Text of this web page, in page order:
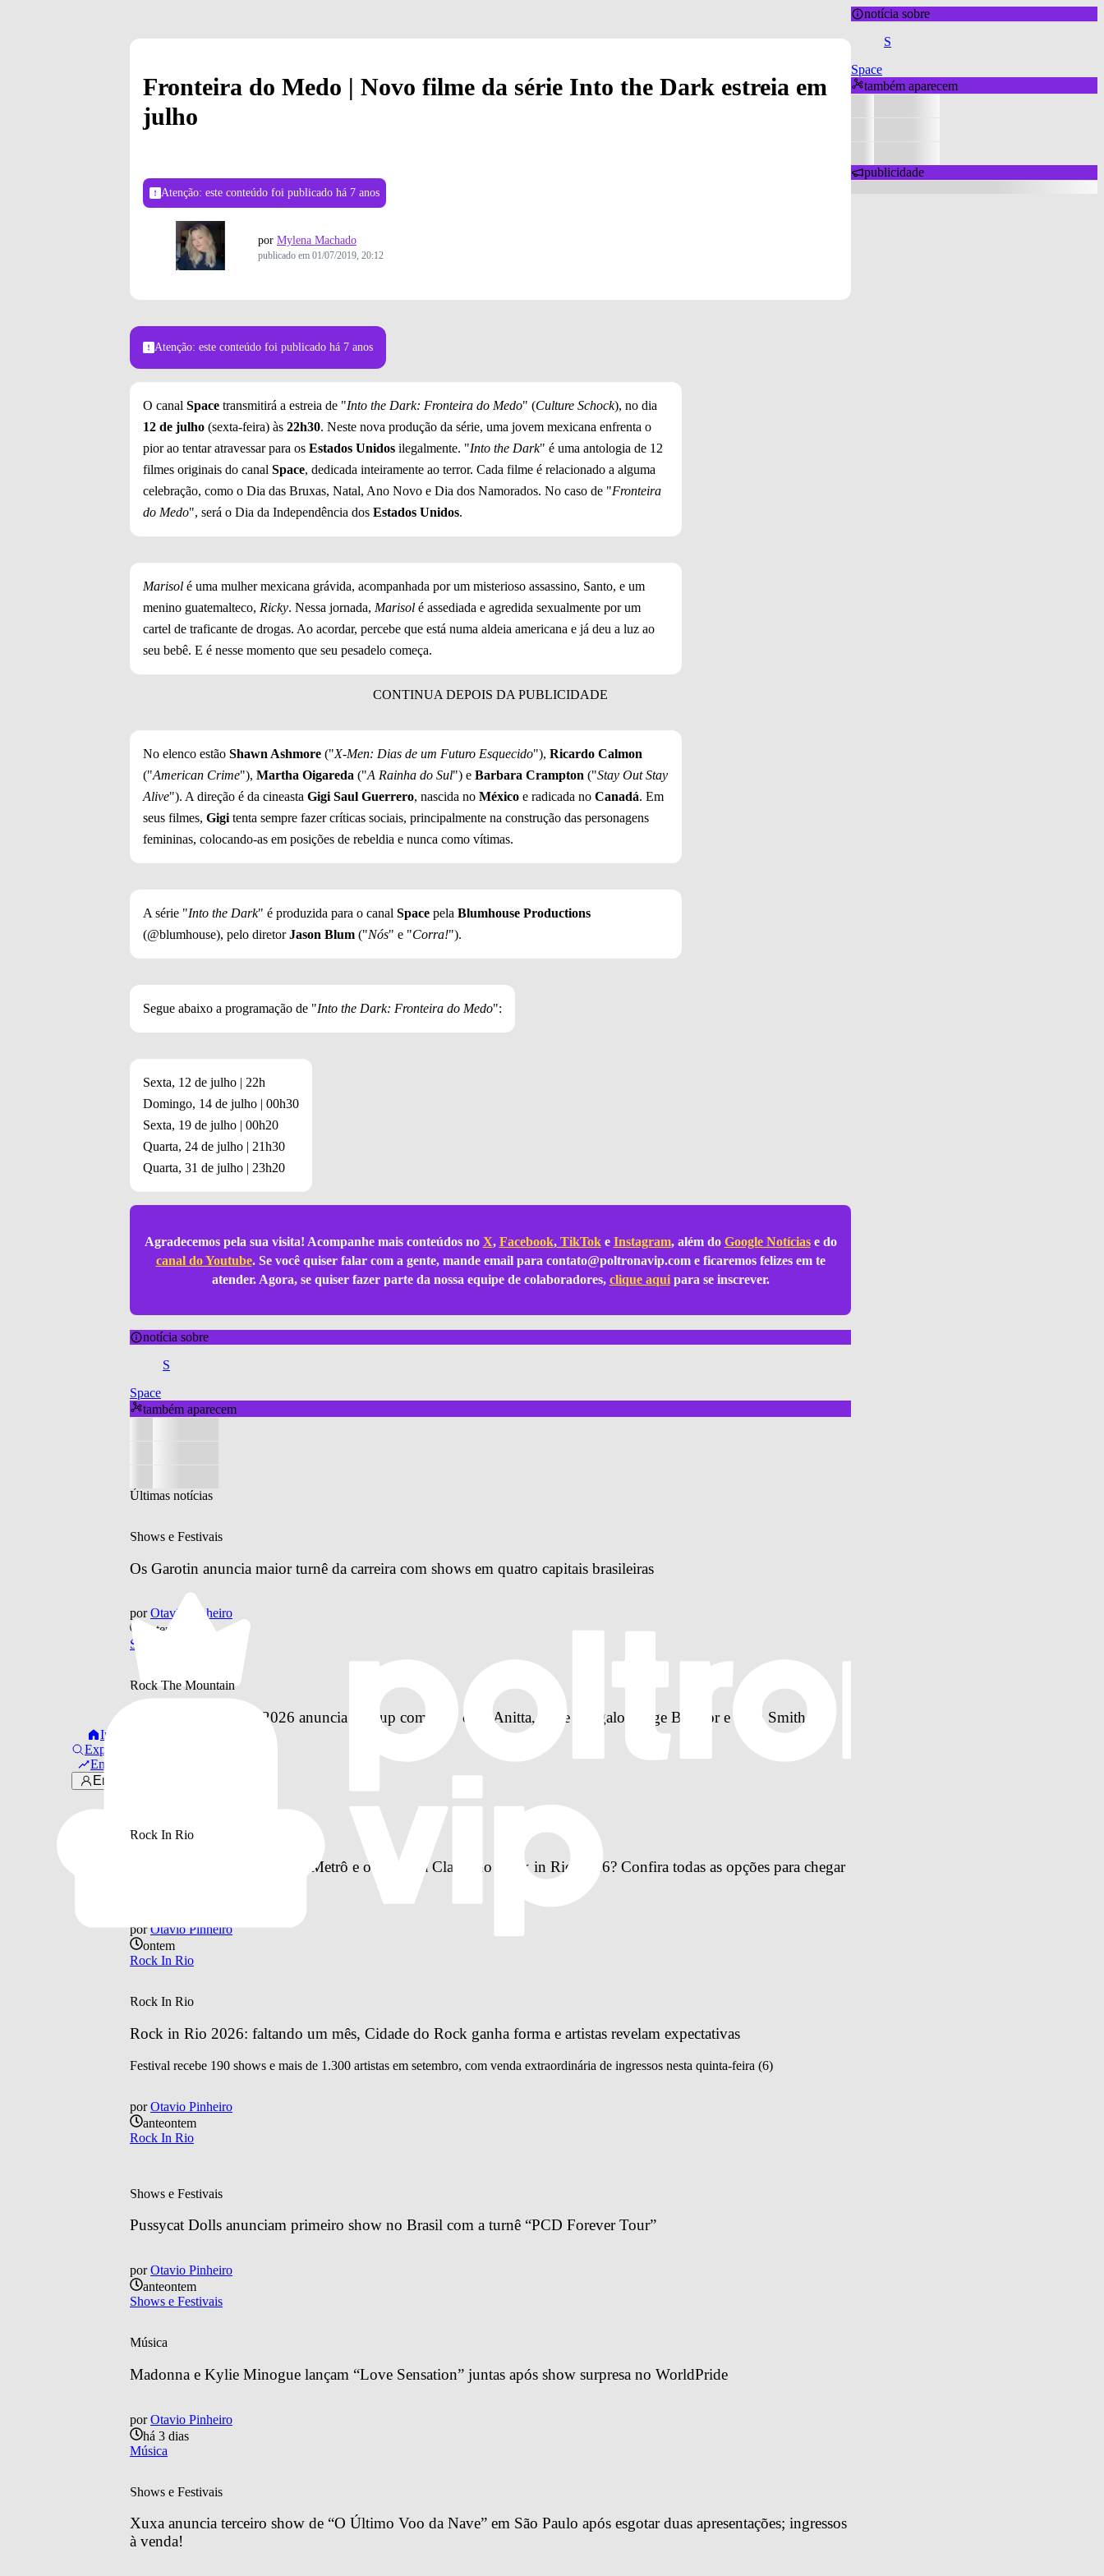
Início
Explorar
Em alta
Entrar
Fronteira do Medo | Novo filme da série Into the Dark estreia em
julho
Atenção: este conteúdo foi publicado há 7 anos
por Mylena Machado
publicado em 01/07/2019, 20:12
Atenção: este conteúdo foi publicado há 7 anos
O canal Space transmitirá a estreia de "Into the Dark: Fronteira do Medo" (Culture Schock), no dia
12 de julho (sexta-feira) às 22h30. Neste nova produção da série, uma jovem mexicana enfrenta o
pior ao tentar atravessar para os Estados Unidos ilegalmente. "Into the Dark" é uma antologia de 12
filmes originais do canal Space, dedicada inteiramente ao terror. Cada filme é relacionado a alguma
celebração, como o Dia das Bruxas, Natal, Ano Novo e Dia dos Namorados. No caso de "Fronteira
do Medo", será o Dia da Independência dos Estados Unidos.
Marisol é uma mulher mexicana grávida, acompanhada por um misterioso assassino, Santo, e um
menino guatemalteco, Ricky. Nessa jornada, Marisol é assediada e agredida sexualmente por um
cartel de traficante de drogas. Ao acordar, percebe que está numa aldeia americana e já deu a luz ao
seu bebê. E é nesse momento que seu pesadelo começa.
No elenco estão Shawn Ashmore ("X-Men: Dias de um Futuro Esquecido"), Ricardo Calmon
("American Crime"), Martha Oigareda ("A Rainha do Sul") e Barbara Crampton ("Stay Out Stay
Alive"). A direção é da cineasta Gigi Saul Guerrero, nascida no México e radicada no Canadá. Em
seus filmes, Gigi tenta sempre fazer críticas sociais, principalmente na construção das personagens
femininas, colocando-as em posições de rebeldia e nunca como vítimas.
A série "Into the Dark" é produzida para o canal Space pela Blumhouse Productions
(@blumhouse), pelo diretorJason Blum ("Nós" e "Corra!").
Segue abaixo a programação de "Into the Dark: Fronteira do Medo":
Sexta, 12 de julho | 22h
Domingo, 14 de julho | 00h30
Sexta, 19 de julho | 00h20
Quarta, 24 de julho | 21h30
Quarta, 31 de julho | 23h20
Agradecemos pela sua visita! Acompanhe mais conteúdos no X, Facebook,TikToke Instagram, além do Google Notíciase do
canal do Youtube. Se você quiser falar com a gente, mande email para contato@poltronavip.come ficaremos felizes em te
atender. Agora, se quiser fazer parte da nossa equipe de colaboradores, clique aquipara se inscrever.
notícia sobre
S
Space
também aparecem
Últimas notícias
Shows e Festivais
Os Garotin anuncia maior turnê da carreira com shows em quatro capitais brasileiras
por Otavio Pinheiro
ontem
Shows e Festivais
Rock The Mountain
Rock The Mountain 2026 anuncia line-up completo com Anitta, Ivete Sangalo, Jorge Ben Jor e Jorja Smith
Rock In Rio
Como vai funcionar o BRT, Metrô e o Primeira Classe no Rock in Rio 2026? Confira todas as opções para chegar
por Otavio Pinheiro
ontem
Rock In Rio
Rock In Rio
Rock in Rio 2026: faltando um mês, Cidade do Rock ganha forma e artistas revelam expectativas
Festival recebe 190 shows e mais de 1.300 artistas em setembro, com venda extraordinária de ingressos nesta quinta-feira (6)
por Otavio Pinheiro
anteontem
Rock In Rio
Shows e Festivais
Pussycat Dolls anunciam primeiro show no Brasil com a turnê “PCD Forever Tour”
por Otavio Pinheiro
anteontem
Shows e Festivais
Música
Madonna e Kylie Minogue lançam “Love Sensation” juntas após show surpresa no WorldPride
por Otavio Pinheiro
há 3 dias
Música
Shows e Festivais
Xuxa anuncia terceiro show de “O Último Voo da Nave” em São Paulo após esgotar duas apresentações; ingressos
à venda!
notícia sobre
S
Space
também aparecem
publicidade